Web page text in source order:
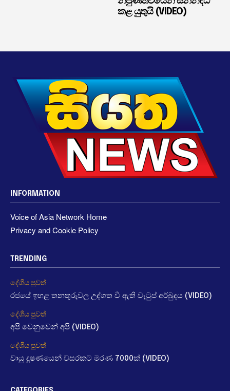
කළ යුතුයි (VIDEO)
INFORMATION
Voice of Asia Network Home
Privacy and Cookie Policy
TRENDING
දේශීය පුවත්
රජයේ ඉහළ තනතුරුවල උද්ගත වී ඇති වැටුප් අර්බුදය (VIDEO)
දේශීය පුවත්
අපි වෙනුවෙන් අපි (VIDEO)
දේශීය පුවත්
වායු දූෂණයෙන් වසරකට මරණ 7000ක් (VIDEO)